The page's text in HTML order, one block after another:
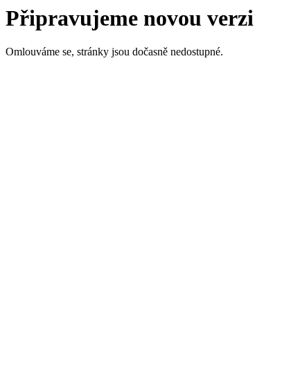
Připravujeme novou verzi
Omlouváme se, stránky jsou dočasně nedostupné.